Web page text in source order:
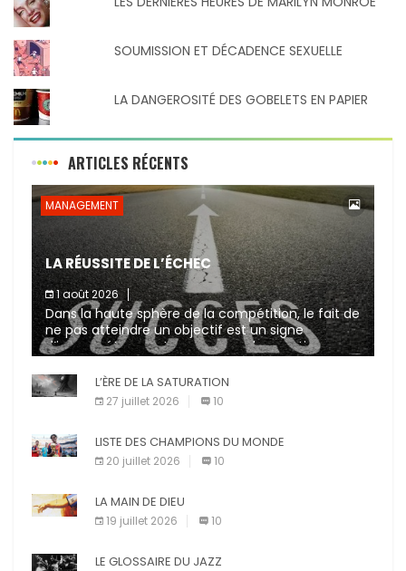
SOUMISSION ET DÉCADENCE SEXUELLE
LA DANGEROSITÉ DES GOBELETS EN PAPIER
ARTICLES RÉCENTS
MANAGEMENT
LA RÉUSSITE DE L’ÉCHEC
1 août 2026
Dans la haute sphère de la compétition, le fait de
ne pas atteindre un objectif est un signe
d’incompétence et une source de sanctions
diverses (avertissement, […]
L’ÈRE DE LA SATURATION
27 juillet 2026 10
LISTE DES CHAMPIONS DU MONDE
20 juillet 2026 10
LA MAIN DE DIEU
19 juillet 2026 10
LE GLOSSAIRE DU JAZZ